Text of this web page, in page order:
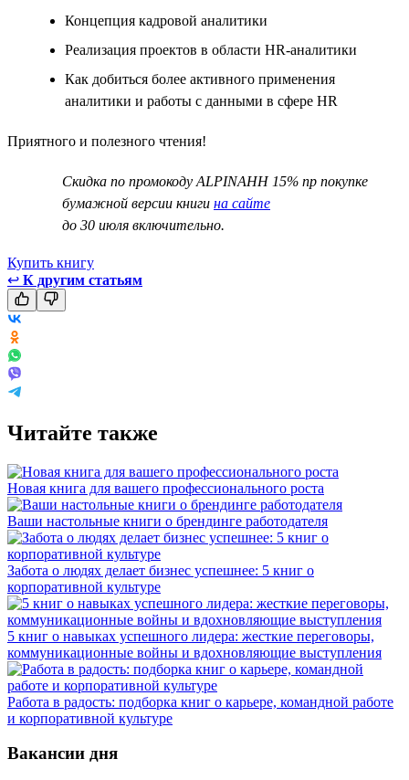
Концепция кадровой аналитики
Реализация проектов в области HR-аналитики
Как добиться более активного применения
аналитики и работы с данными в сфере HR
Приятного и полезного чтения!
Скидка по промокоду ALPINAHH 15% пр покупке
бумажной версии книги на сайте
до 30 июля включительно.
Купить книгу
↩ К другим статьям
Читайте также
Новая книга для вашего профессионального роста
Ваши настольные книги о брендинге работодателя
Забота о людях делает бизнес успешнее: 5 книг о
корпоративной культуре
5 книг о навыках успешного лидера: жесткие переговоры,
коммуникационные войны и вдохновляющие выступления
Работа в радость: подборка книг о карьере, командной работе
и корпоративной культуре
Вакансии дня